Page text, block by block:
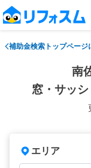
補助金検索トップページ
南
窓・サッ
エリア